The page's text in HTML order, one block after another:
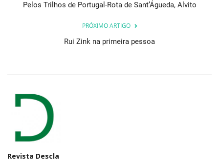
Pelos Trilhos de Portugal-Rota de Sant’Águeda, Alvito
PRÓXIMO ARTIGO
Rui Zink na primeira pessoa
Revista Descla